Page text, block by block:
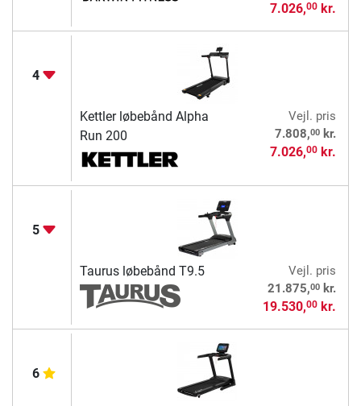
7.026,00kr.
4
Kettler løbebånd Alpha
Run 200
Vejl. pris
7.808,00kr.
7.026,00kr.
5
Taurus løbebånd T9.5
Vejl. pris
21.875,00kr.
19.530,00kr.
6